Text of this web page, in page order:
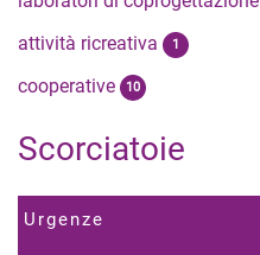
attività ricreativa 1
cooperative 10
Scorciatoie
Urgenze